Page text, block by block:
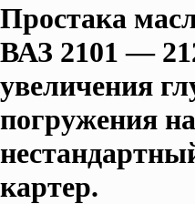
Простака
ВАЗ 2101 —
увеличения
погружения
картер.